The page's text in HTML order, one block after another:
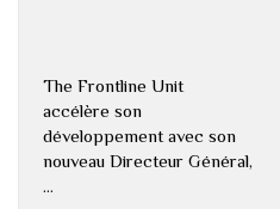
The Frontline Unit
accélère son
développement avec son
nouveau Directeur Général,
…